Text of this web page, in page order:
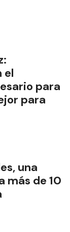
el
para
para
una
más de 10